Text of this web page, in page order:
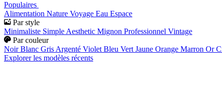
Populaires
Alimentation Nature Voyage Eau Espace
Par style
Minimaliste Simple Aesthetic Mignon Professionnel Vintage
Par couleur
Noir Blanc Gris Argenté Violet Bleu Vert Jaune Orange Marron Or
Explorer les modèles récents